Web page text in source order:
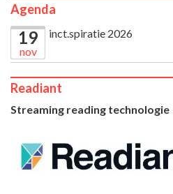
Agenda
19
nov
inct.spiratie 2026
Readiant
Streaming reading technologie